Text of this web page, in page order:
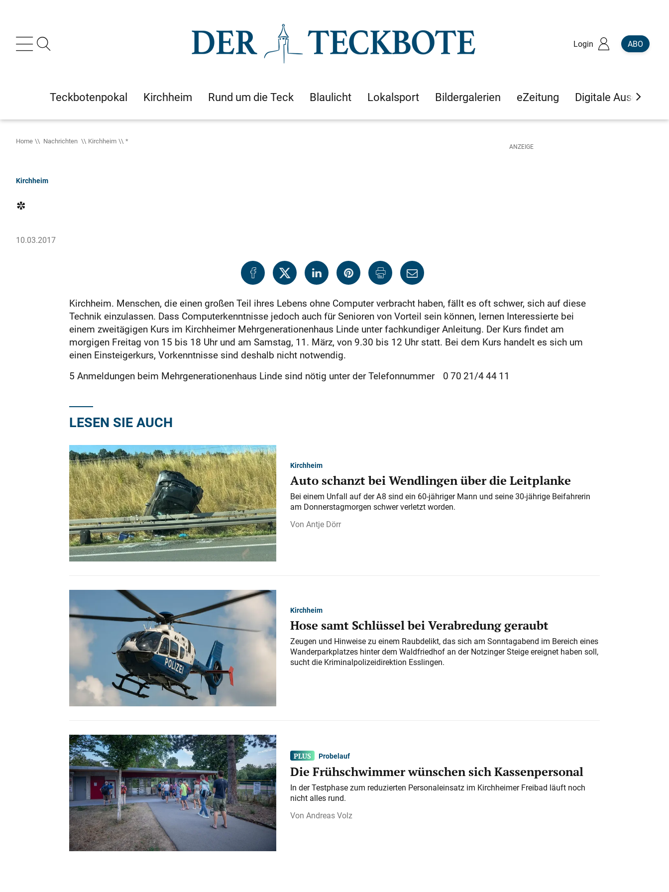
Login ABO
Teckbotenpokal Kirchheim Rund um die Teck Blaulicht Lokalsport Bildergalerien eZeitung Digitale Ausgaben
Home Nachrichten Kirchheim *
Kirchheim
*
10.03.2017
Kirchheim. Menschen, die einen großen Teil ihres Lebens ohne Computer verbracht haben, fällt es oft schwer, sich auf diese
Technik einzulassen. Dass Computerkenntnisse jedoch auch für Senioren von Vorteil sein können, lernen Interessierte bei
einem zweitägigen Kurs im Kirchheimer Mehrgenerationenhaus Linde unter fachkundiger Anleitung. Der Kurs findet am
morgigen Freitag von 15 bis 18 Uhr und am Samstag, 11. März, von 9.30 bis 12 Uhr statt. Bei dem Kurs handelt es sich um
einen Einsteigerkurs, Vorkenntnisse sind deshalb nicht notwendig.
5 Anmeldungen beim Mehrgenerationenhaus Linde sind nötig unter der Telefonnummer 0 70 21/4 44 11
LESEN SIE AUCH
Kirchheim
Auto schanzt bei Wendlingen über die Leitplanke
Bei einem Unfall auf der A 8 sind ein 60-jähriger Mann und seine 30-jährige Beifahrerin
am Donnerstagmorgen schwer verletzt worden.
Antje Dörr
Kirchheim
Hose samt Schlüssel bei Verabredung geraubt
Zeugen und Hinweise zu einem Raubdelikt, das sich am Sonntagabend im Bereich eines
Wanderparkplatzes hinter dem Waldfriedhof an der Notzinger Steige ereignet haben soll,
sucht die Kriminalpolizeidirektion Esslingen.
Probelauf
Die Frühschwimmer wünschen sich Kassenpersonal
In der Testphase zum reduzierten Personaleinsatz im Kirchheimer Freibad läuft noch
nicht alles rund.
Andreas Volz